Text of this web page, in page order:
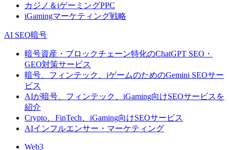
カジノ＆iゲーミングPPC
iGamingマーケティング戦略
AI SEO暗号
暗号資産・ブロックチェーン特化のChatGPT SEO・
GEO対策サービス
暗号、フィンテック、iゲームのためのGemini SEOサー
ビス
AIが暗号、フィンテック、iGaming向けSEOサービスを
紹介
Crypto、FinTech、iGaming向けSEOサービス
AIインフルエンサー・マーケティング
Web3